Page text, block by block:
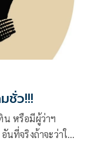
อผู้ที่มีชื่อย่อขึ้นด้วย
ชั่ว!!!
น หรือมีผู้ว่าฯ
ที่จริงถ้าจะว่าให้